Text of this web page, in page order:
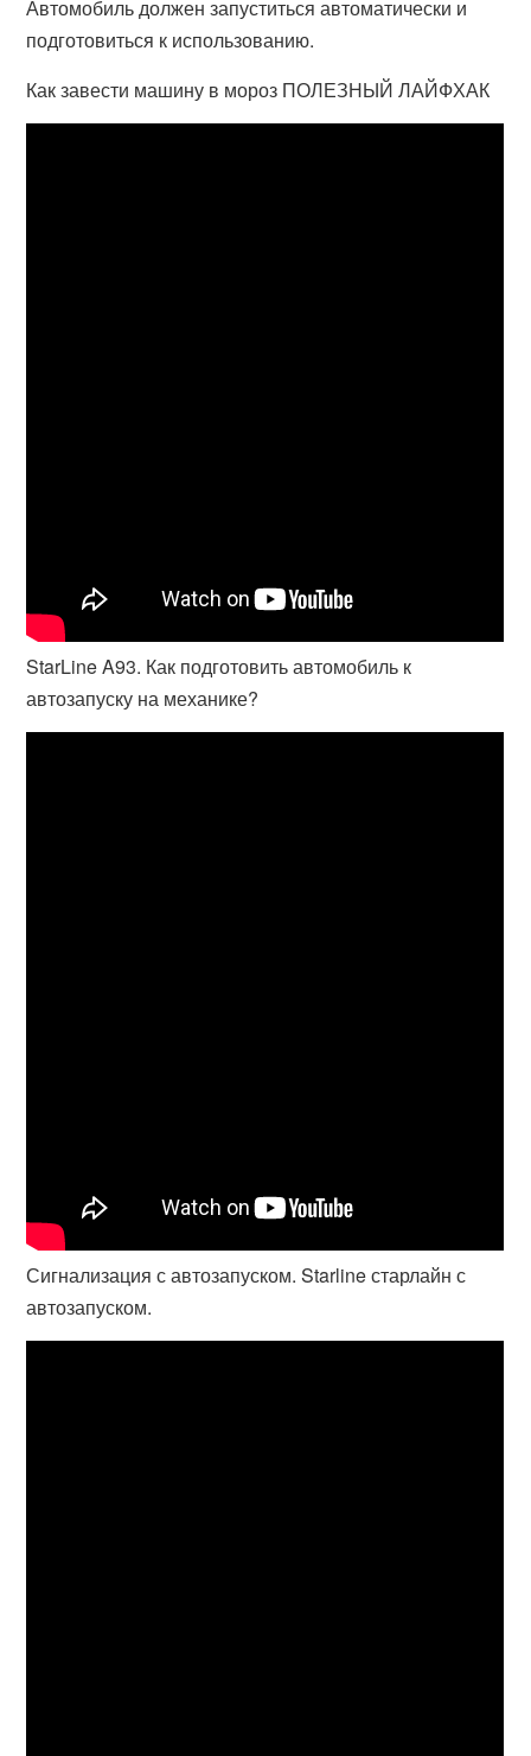
Автомобиль должен запуститься автоматически и
подготовиться к использованию.
Как завести машину в мороз ПОЛЕЗНЫЙ ЛАЙФХАК
StarLine A93. Как подготовить автомобиль к
автозапуску на механике?
Сигнализация с автозапуском. Starline старлайн с
автозапуском.